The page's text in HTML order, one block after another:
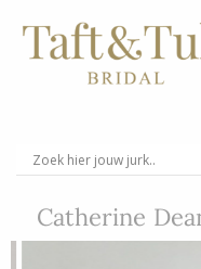
naar
Catherine